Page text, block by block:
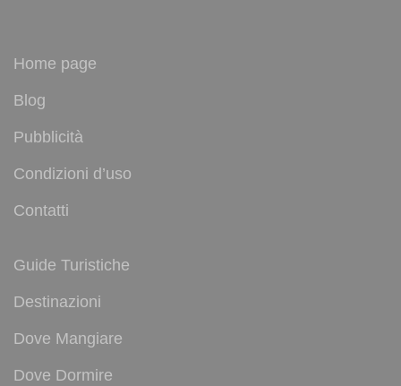
Home page
Blog
Pubblicità
Condizioni d’uso
Contatti
Guide Turistiche
Destinazioni
Dove Mangiare
Dove Dormire